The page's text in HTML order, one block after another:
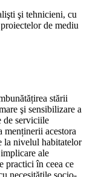
şi tehnicieni, cu
de mediu
stării
şi sensibilizare a
de serviciile
menținerii acestora
la nivelul habitatelor
ale
practici în ceea ce
necesităţile socio-